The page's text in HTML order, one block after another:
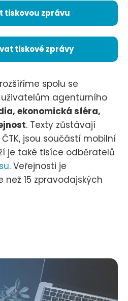
tiskovou zprávu
tiskové zprávy
spolu se
agenturního
ekonomická sféra,
. Texty zůstávají
jsou součástí mobilní
je také tisíce odběratelů
. Veřejnosti je
15 zpravodajských